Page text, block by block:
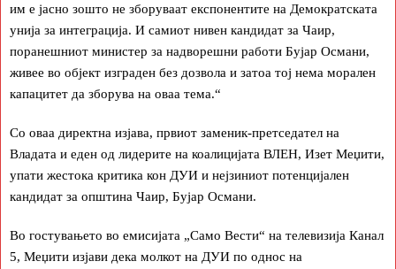
им е јасно зошто не зборуваат експонентите на Демократската
унија за интеграција. И самиот нивен кандидат за Чаир,
поранешниот министер за надворешни работи Бујар Османи,
живее во објект изграден без дозвола и затоа тој нема морален
капацитет да зборува на оваа тема.“
Со оваа директна изјава, првиот заменик-претседател на
Владата и еден од лидерите на коалицијата ВЛЕН, Изет Меџити,
упати жестока критика кон ДУИ и нејзиниот потенцијален
кандидат за општина Чаир, Бујар Османи.
Во гостувањето во емисијата „Само Вести“ на телевизија Канал
5, Меџити изјави дека молкот на ДУИ по однос на